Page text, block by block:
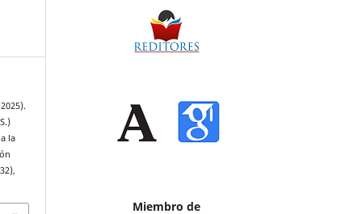
la
Miembro de